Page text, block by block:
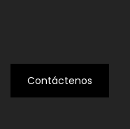
Contáctenos